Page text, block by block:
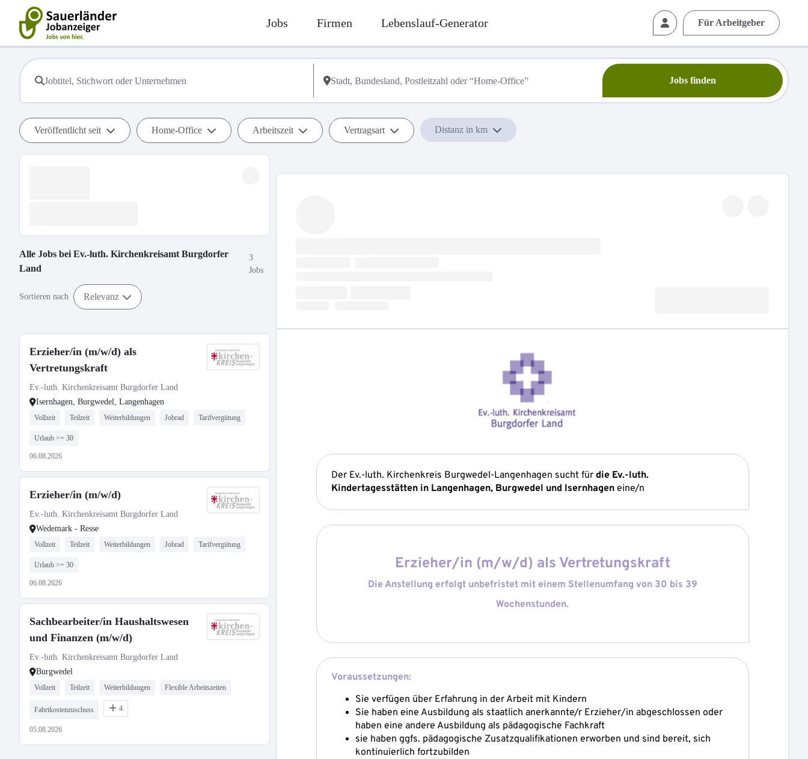
Jobs Firmen Lebenslauf-Generator Für Arbeitgeber
Jobs finden
Veröffentlicht seit Home-Office Arbeitszeit Vertragsart Distanz in km
Alle Jobs bei Ev.-luth. Kirchenkreisamt Burgdorfer
Land
3
Jobs
Sortieren nach Relevanz
Erzieher/in (m/w/d) als
Vertretungskraft
Ev.-luth. Kirchenkreisamt Burgdorfer Land
Isernhagen, Burgwedel, Langenhagen
Vollzeit Teilzeit Weiterbildungen Jobrad Tarifvergütung
Urlaub >= 30
06.08.2026
Erzieher/in (m/w/d)
Ev.-luth. Kirchenkreisamt Burgdorfer Land
Wedemark - Resse
Vollzeit Teilzeit Weiterbildungen Jobrad Tarifvergütung
Urlaub >= 30
06.08.2026
Sachbearbeiter/in Haushaltswesen
und Finanzen (m/w/d)
Ev.-luth. Kirchenkreisamt Burgdorfer Land
Burgwedel
Vollzeit Teilzeit Weiterbildungen Flexible Arbeitszeiten
Fahrtkostenzuschuss 4
05.08.2026